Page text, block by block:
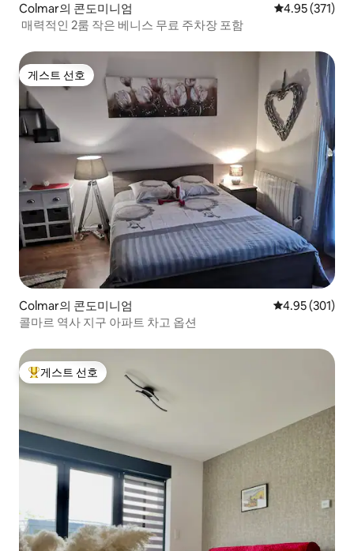
Colmar의 콘도미니엄 평점 4.95점(5
4.95 (371)
매력적인 2룸 작은 베니스 무료 주차장 포함
게스트 선호
게스트 선호
Colmar의 콘도미니엄 평점 4.95점(5
4.95 (301)
콜마르 역사 지구 아파트 차고 옵션
상위 게스트 선호
게스트 선호